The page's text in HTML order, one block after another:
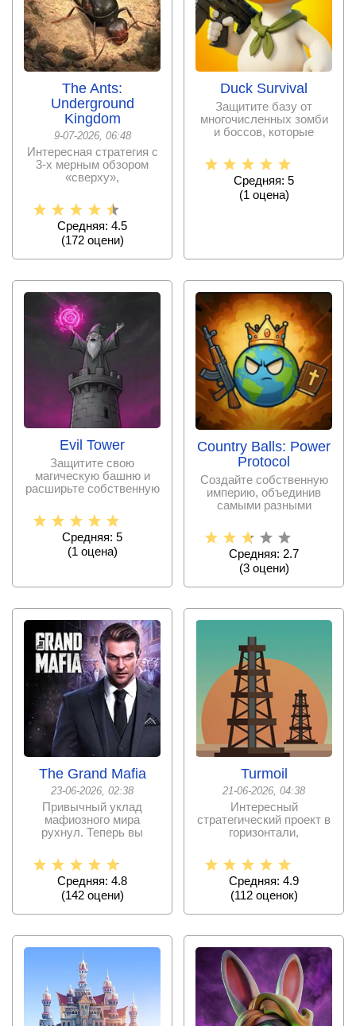
The Ants:
Underground
Kingdom
9-07-2026, 06:48
Интересная стратегия с
3-х мерным обзором
«сверху»,
развивать колонию
Средняя: 4.5
(172оцени)
Duck Survival
Защитите базу от
многочисленных зомби
и боссов, которые
остатки
Средняя: 5
(1оценa)
Evil Tower
Защитите свою
магическую башню и
расширьте собственную
различных
Средняя: 5
(1 оценa)
Country Balls: Power
Protocol
Создайте собственную
империю, объединив
самыми разными
многочисленные
Средняя: 2.7
(3оцени)
The Grand Mafia
23-06-2026, 02:38
Привычный уклад
мафиозного мира
рухнул. Теперь вы
борьбу за
Средняя: 4.8
(142оцени)
Turmoil
21-06-2026, 04:38
Интересный
стратегический проект в
горизонтали,
казуальной
головоломкой
Средняя: 4.9
(112оценок)